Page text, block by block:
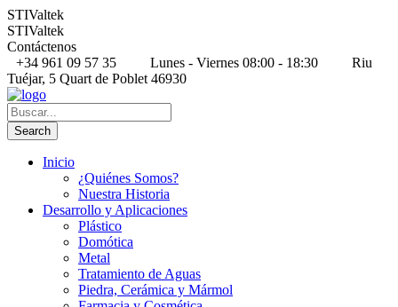
STIValtek
STIValtek
Contáctenos
+34 961 09 57 35
Lunes - Viernes 08:00 - 18:30
Riu
Tuéjar, 5 Quart de Poblet 46930
Inicio
¿Quiénes Somos?
Nuestra Historia
Desarrollo y Aplicaciones
Plástico
Domótica
Metal
Tratamiento de Aguas
Piedra, Cerámica y Mármol